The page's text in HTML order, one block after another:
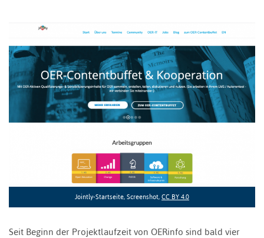
Jointly-Startseite, Screenshot, CC BY 4.0
Seit Beginn der Projektlaufzeit von OERinfo sind bald vier